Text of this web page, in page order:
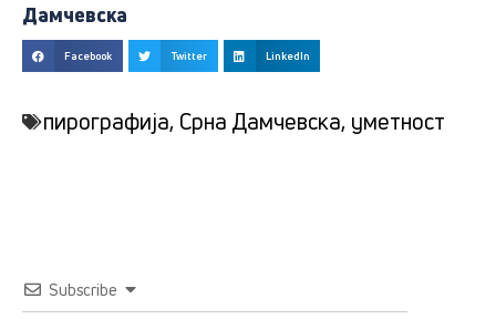
Дамчевска
Facebook Twitter LinkedIn
пирографија, Срна Дамчевска, уметност
Subscribe